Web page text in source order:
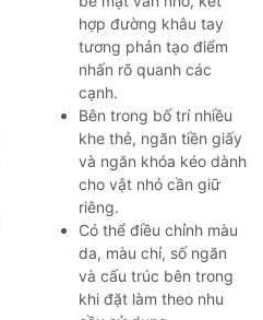
hợp đường khâu tay
tương phản tạo điểm
nhấn rõ quanh các
cạnh.
Bên trong bố trí nhiều
khe thẻ, ngăn tiền giấy
và ngăn khóa kéo dành
cho vật nhỏ cần giữ
riêng.
Có thể điều chỉnh màu
da, màu chỉ, số ngăn
và cấu trúc bên trong
khi đặt làm theo nhu